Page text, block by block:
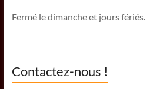
Fermé le dimanche et jours fériés.
Contactez-nous !